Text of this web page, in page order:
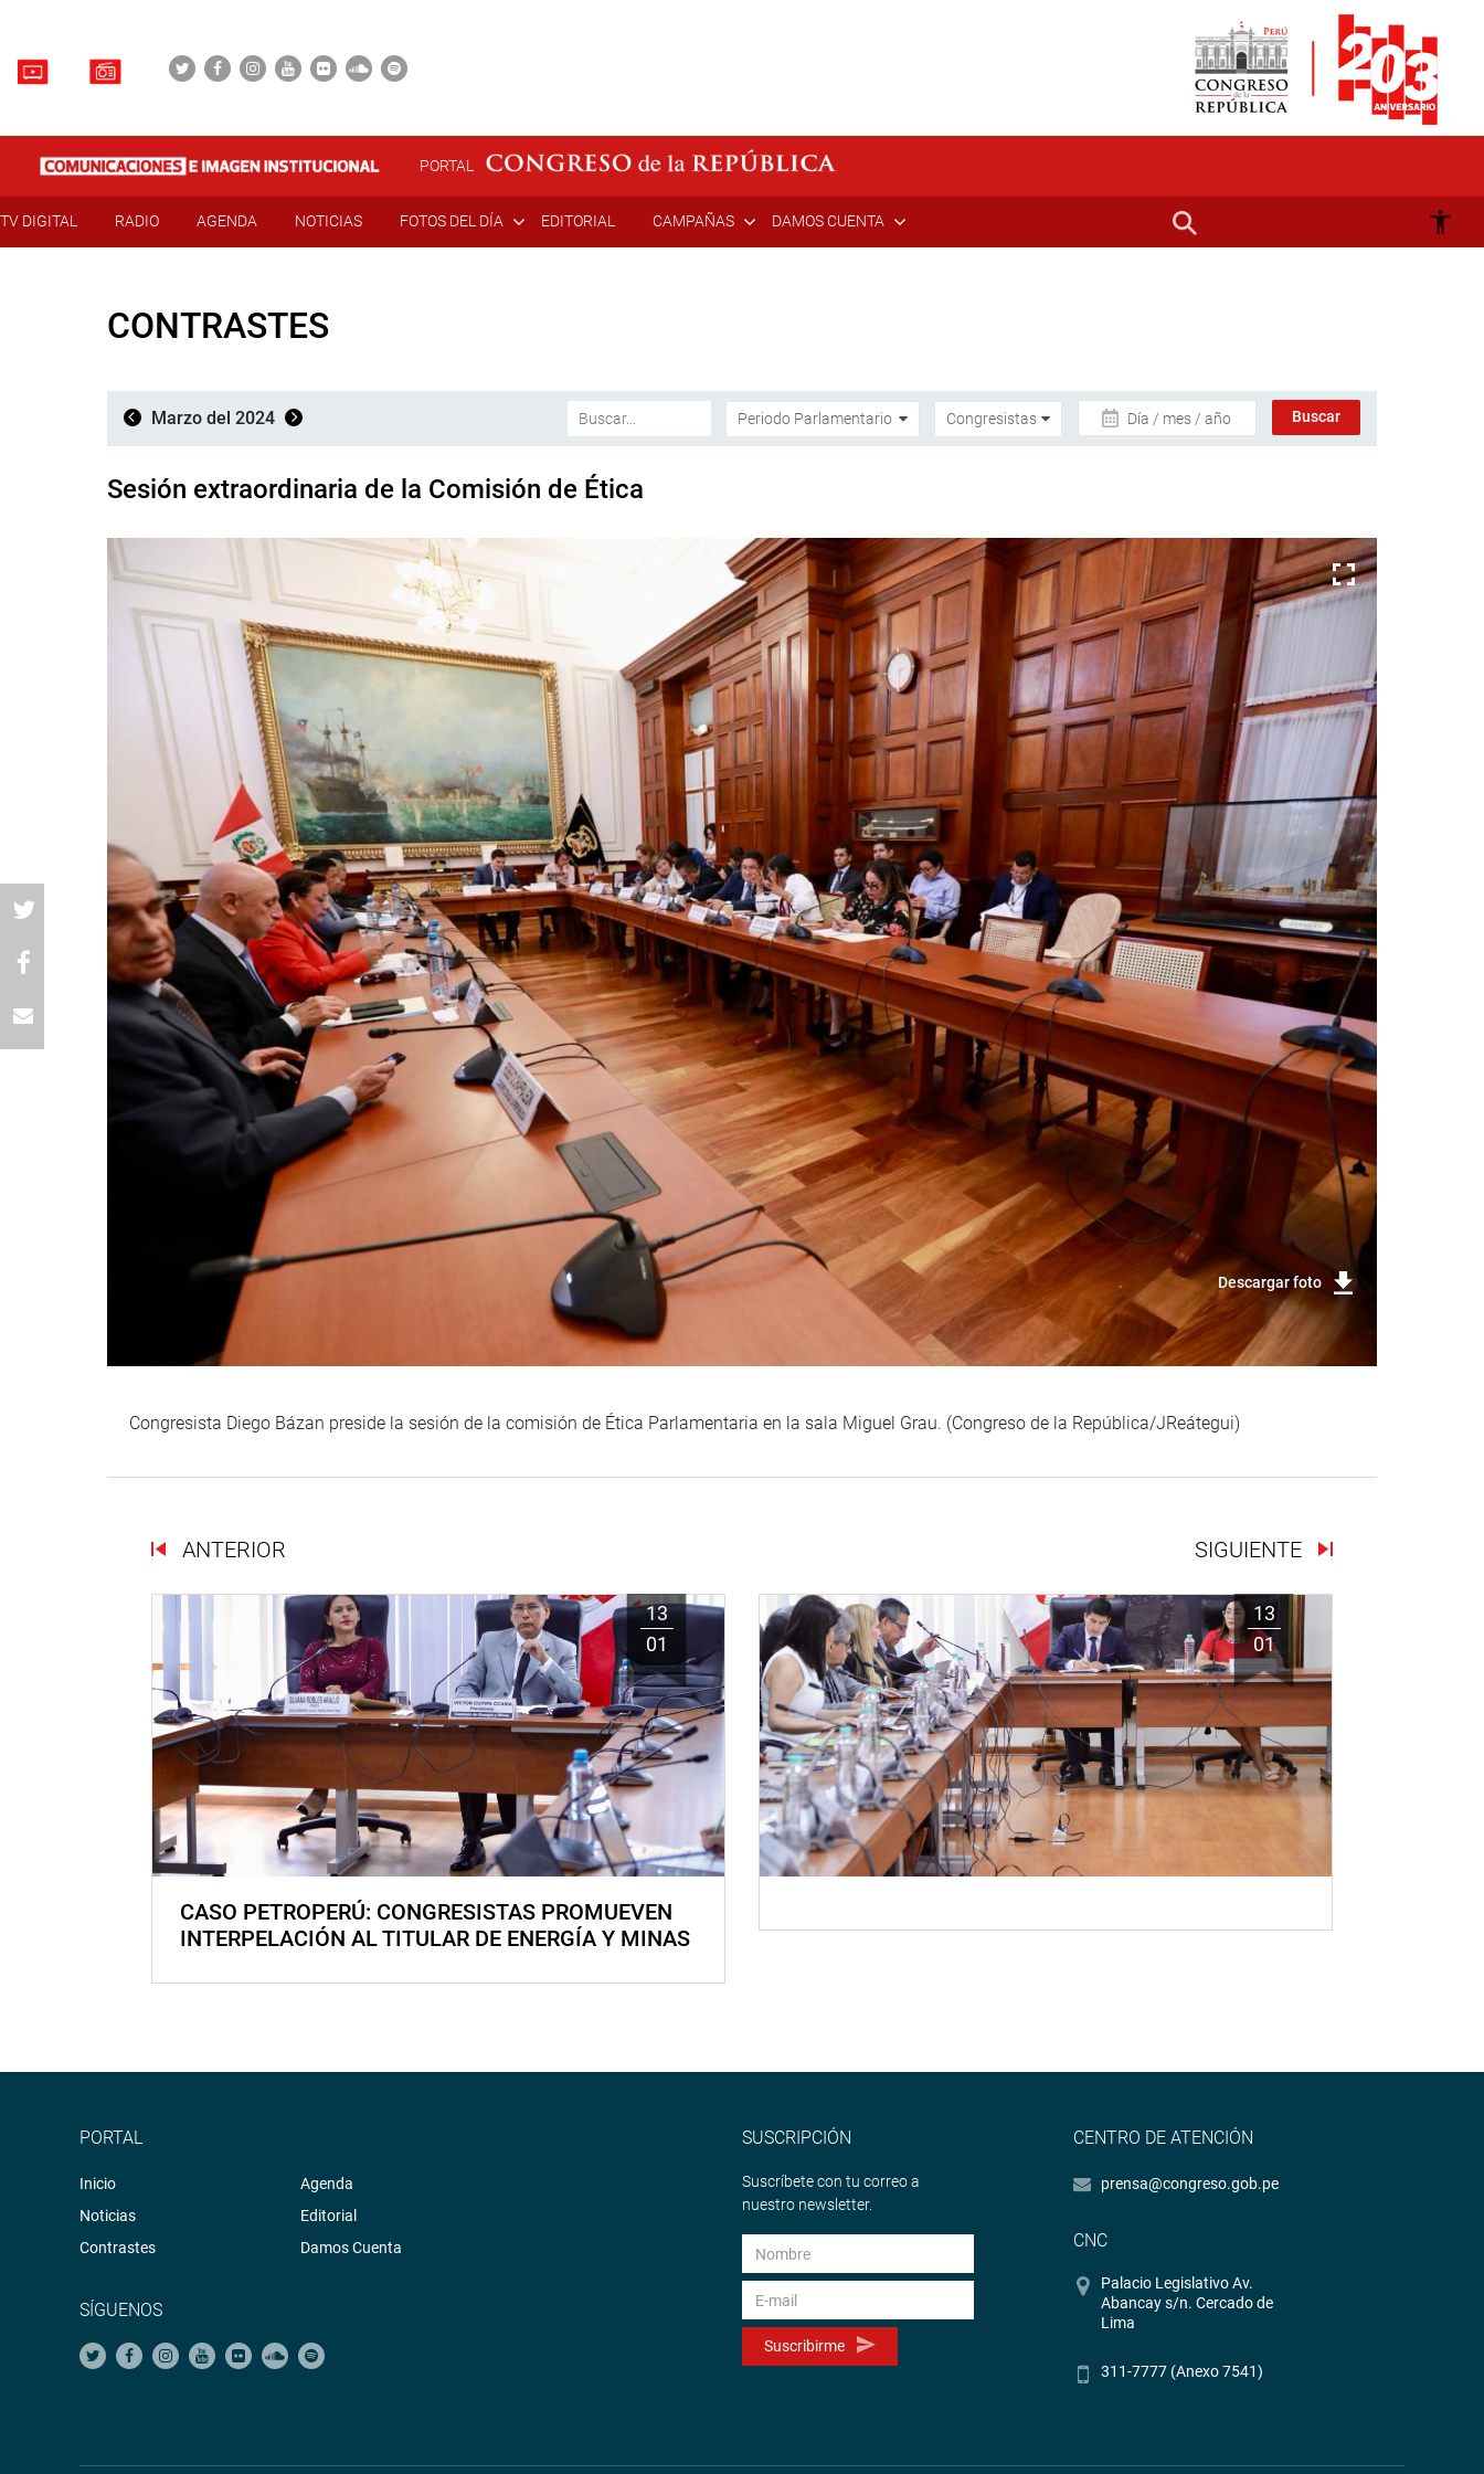
PORTAL
TV DIGITAL RADIO AGENDA NOTICIAS FOTOS DEL DÍA EDITORIAL CAMPAÑAS DAMOS CUENTA
CONTRASTES
Marzo del 2024 Día / mes / año
Sesión extraordinaria de la Comisión de Ética
Descargar foto
Congresista Diego Bázan preside la sesión de la comisión de Ética Parlamentaria en la sala Miguel Grau. (Congreso de la República/JReátegui)
ANTERIOR SIGUIENTE
13
01
CASO PETROPERÚ: CONGRESISTAS PROMUEVEN
INTERPELACIÓN AL TITULAR DE ENERGÍA Y MINAS
13
01
PORTAL
Inicio
Noticias
Contrastes
Agenda
Editorial
Damos Cuenta
SÍGUENOS
SUSCRIPCIÓN
Suscríbete con tu correo a
nuestro newsletter.
Suscribirme
CENTRO DE ATENCIÓN
prensa@congreso.gob.pe
CNC
Palacio Legislativo Av.
Abancay s/n. Cercado de
Lima
311-7777 (Anexo 7541)